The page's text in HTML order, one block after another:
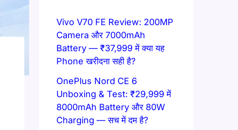
Vivo V70 FE Review: 200MP
Camera और 7000mAh
Battery — ₹37,999 में क्या यह
Phone खरीदना सही है?
OnePlus Nord CE 6
Unboxing & Test: ₹29,999 में
8000mAh Battery और 80W
Charging — सच में दम है?